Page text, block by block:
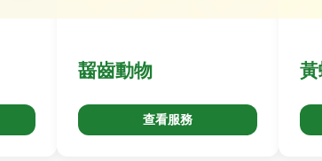
齧齒動物
查看服務